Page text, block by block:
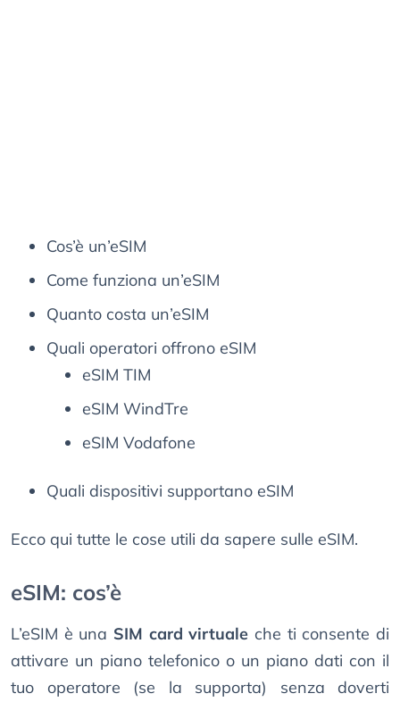
Cos’è un’eSIM
Come funziona un’eSIM
Quanto costa un’eSIM
Quali operatori offrono eSIM
eSIM TIM
eSIM WindTre
eSIM Vodafone
Quali dispositivi supportano eSIM
Ecco qui tutte le cose utili da sapere sulle eSIM.
eSIM: cos’è
L’eSIM è una SIM card virtuale che ti consente di
attivare un piano telefonico o un piano dati con il
tuo operatore (se la supporta) senza doverti